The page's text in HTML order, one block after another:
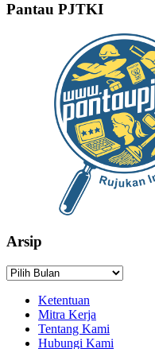
Pantau PJTKI
Arsip
Arsip
Ketentuan
Mitra Kerja
Tentang Kami
Hubungi Kami